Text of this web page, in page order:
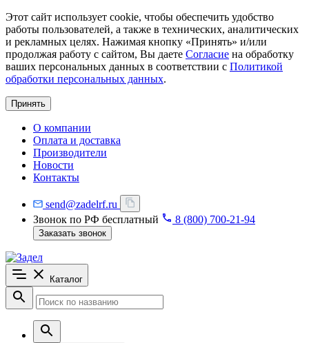
Этот сайт использует cookie, чтобы обеспечить удобство
работы пользователей, а также в технических, аналитических
и рекламных целях. Нажимая кнопку «Принять» и/или
продолжая работу с сайтом, Вы даете Согласие на обработку
ваших персональных данных в соответствии с Политикой
обработки персональных данных.
Принять
О компании
Оплата и доставка
Производители
Новости
Контакты
send@zadelrf.ru
Звонок по РФ бесплатный
8 (800) 700-21-94
Заказать звонок
Каталог